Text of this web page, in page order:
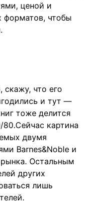
ценой и
форматов, чтобы
что его
и тут —
тоже делится
картина
двумя
Barnes&Noble и
Остальным
других
лишь